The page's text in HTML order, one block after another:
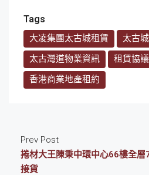
Tags
大凌集團太古城租賃
太古
太古灣道物業資訊
租賃協
香港商業地產租約
Prev Post
捲材大王陳秉中環中心66樓全
接貨